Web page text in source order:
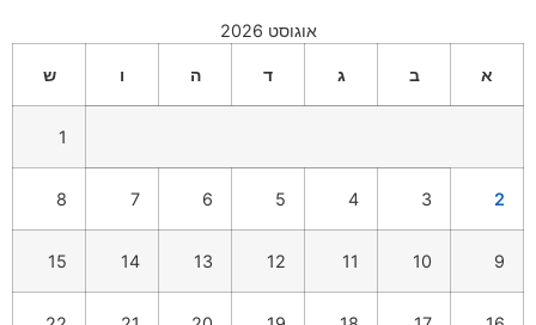
אוגוסט 2026
א ב ג ד ה ו ש
1
2
3
4
5
6
7
8
9
10
11
12
13
14
15